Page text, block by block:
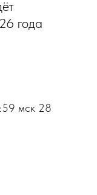
года
мск 28